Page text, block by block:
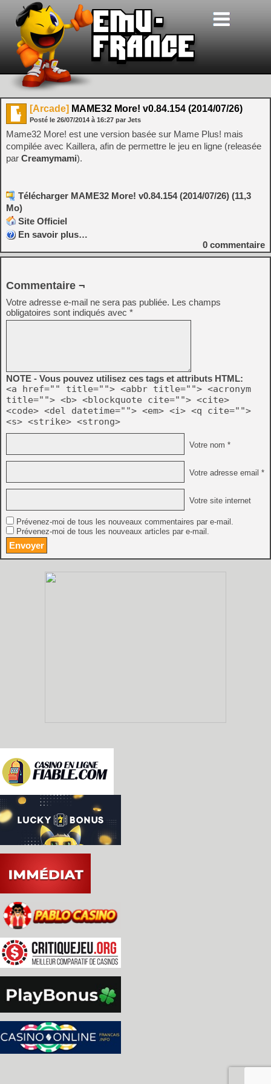
[Arcade] MAME32 More! v0.84.154 (2014/07/26)
Posté le 26/07/2014 à 16:27 par Jets
Mame32 More! est une version basée sur Mame Plus! mais
compilée avec Kaillera, afin de permettre le jeu en ligne (releasée
par Creamymami).
Télécharger MAME32 More! v0.84.154 (2014/07/26) (11,3
Mo)
Site Officiel
En savoir plus…
0 commentaire
Commentaire ¬
Votre adresse e-mail ne sera pas publiée. Les champs
obligatoires sont indiqués avec *
NOTE - Vous pouvez utilisez ces tags et attributs HTML:
<a href="" title=""> <abbr title=""> <acronym
title=""> <b> <blockquote cite=""> <cite>
<code> <del datetime=""> <em> <i> <q cite="">
<s> <strike> <strong>
Votre nom *
Votre adresse email *
Votre site internet
Prévenez-moi de tous les nouveaux commentaires par e-mail.
Prévenez-moi de tous les nouveaux articles par e-mail.